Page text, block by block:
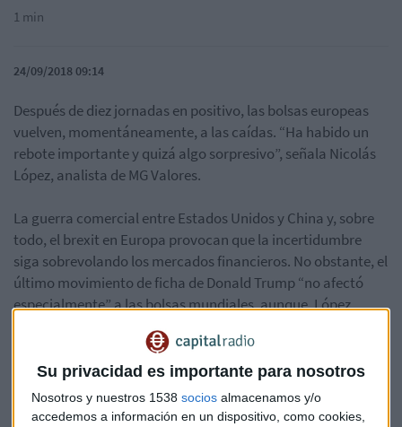
Su privacidad es importante para nosotros
Nosotros y nuestros 1538 socios almacenamos y/o
accedemos a información en un dispositivo, como cookies,
1 min
24/09/2018 09:14
Después de diez jornadas en positivo, las bolsas europeas
vuelven, momentáneamente, a las caídas. “Ha habido un
rebote importante y quizá algo sorpresivo”, señala Nicolás
López, analista de MG Valores.
La guerra comercial entre Estados Unidos y China y, sobre
todo, el brexit en Europa provocan que la incertidumbre
siga sobrevolando los mercados financieros. No obstante, el
último movimiento de ficha de Donald Trump “no afectó
especialmente” a las bolsas mundiales, aunque, López
recuerda que “los índices europeos estaban en sus
soportes”. Hoy los protagonistas en el consultorio de Capital
Radio son Carrefour y Casino que aumentan la tensión entre
ambas por una propuesta de fusión.